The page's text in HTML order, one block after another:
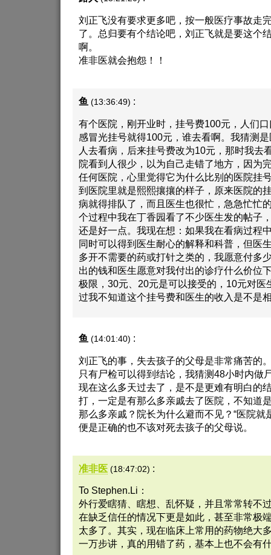
刘正飞没有要求更多吧，按一般医疗事故走
了。总归要有个结论吧，刘正飞就是要这个
啊。
准非医就会抱怨！！
鱼 (13:36:49) :
有个医院，刚开业时，挂号费100元，人们
感冒光挂号就得100元，谁去看啊。我猜测
人去看病，后来挂号费改为10元，那时我去
院看到人很少，以为自己走错了地方，因为
任何医院，心里觉得它为什么比别的医院挂
到医院里就是熙熙攘攘的样子，原来医院的
病就得排队了，而且医生也很忙，急急忙忙
个过程中我在丁香园看了不少医生发的帖子
还是好一点。我现在想：如果我在看病过程
同时可以得到医生耐心的解释和科普，但医
多开不需要的药或打针之类的，我愿意付多
出的钱和医生愿意对我付出的诊疗什么价位
极限，30元、20元是可以接受的，10元对医
过我不知道这个挂号费和医生的收入是不是
鱼 (14:01:40) :
刘正飞的事，失去孩子的父母是非常痛苦的
只有尸检可以得到结论，我猜测48小时内做
现在这么多天过去了，是不是更难有明白的
打，一定是有那么多亲戚去了医院，不知道
那么多亲戚？院长为什么避而不见？“医院就
便是正确的也不该对死去孩子的父母说。
准非医 (18:47:02) :
To Stephen.Li：
外行爱瞎猜、瞎想、乱怀疑，并且常常转不
在缺乏信任的情况下更是如此，甚至非常极
太多了。其实，现在临床上常用的药物绝大
一万步讲，真的用错了药，基本上也不会有